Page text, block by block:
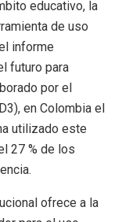
educativo, la
de uso
informe
futuro para
por el
en Colombia el
utilizado este
27 % de los
ofrece a la